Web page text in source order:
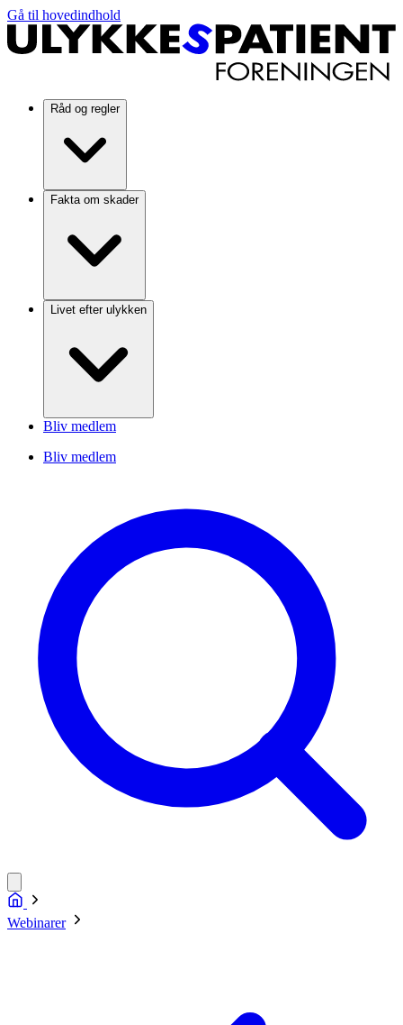
Gå til hovedindhold
Råd og regler
Fakta om skader
Livet efter ulykken
Bliv medlem
Bliv medlem
Webinarer